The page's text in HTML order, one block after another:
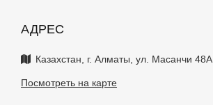
АДРЕС
Казахстан, г. Алматы, ул. Масанчи 48А
Посмотреть на карте